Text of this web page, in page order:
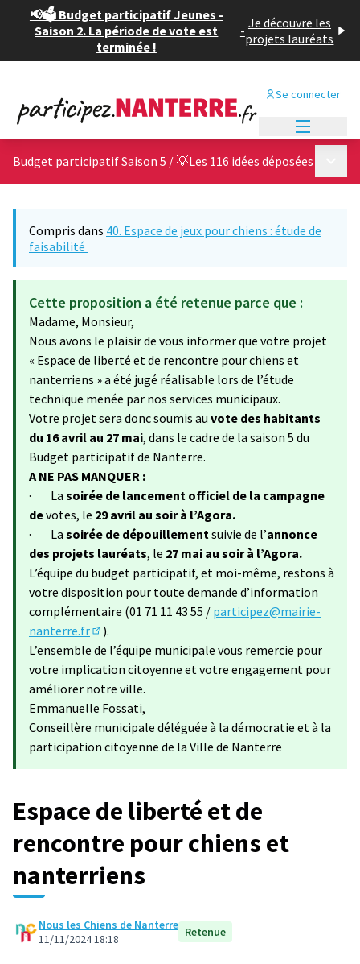
📢🗳️ Budget participatif Jeunes -
Saison 2. La période de vote est
terminée !
- Je découvre les
projets lauréats
Se connecter
Budget participatif Saison 5 /💡Les 116 idées déposées
Compris dans 40. Espace de jeux pour chiens : étude de
faisabilité
Cette proposition a été retenue parce que :
Madame, Monsieur,
Nous avons le plaisir de vous informer que votre projet
« Espace de liberté et de rencontre pour chiens et
nanterriens » a été jugé réalisable lors de l’étude
technique menée par nos services municipaux.
Votre projet sera donc soumis au vote des habitants
du 16 avril au 27 mai, dans le cadre de la saison 5 du
Budget participatif de Nanterre.
A NE PAS MANQUER :
· La soirée de lancement officiel de la campagne
devotes, le 29 avril au soir à l’Agora.
· La soirée de dépouillementsuivie de l’annonce
des projets lauréats, le 27 mai au soir à l’Agora.
L’équipe du budget participatif, et moi-même, restons à
votre disposition pour toute demande d’information
complémentaire (01 71 11 43 55 / participez@mairie-
nanterre.fr
(S'ouvre dans un nouvel onglet)
).
L’ensemble de l’équipe municipale vous remercie pour
votre implication citoyenne et votre engagement pour
améliorer notre ville.
Emmanuelle Fossati,
Conseillère municipale déléguée à la démocratie et à la
participation citoyenne de la Ville de Nanterre
Espace de liberté et de
rencontre pour chiens et
nanterriens
Nous les Chiens de Nanterre
11/11/2024 18:18
Retenue